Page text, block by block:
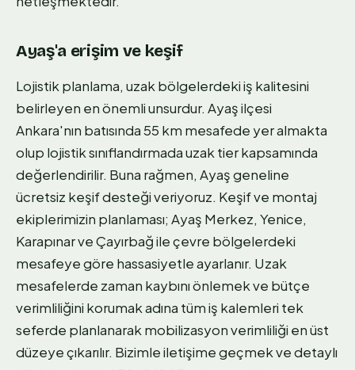
Ayaş'a erişim ve keşif
Lojistik planlama, uzak bölgelerdeki iş kalitesini
belirleyen en önemli unsurdur. Ayaş ilçesi
Ankara'nın batısında 55 km mesafede yer almakta
olup lojistik sınıflandırmada uzak tier kapsamında
değerlendirilir. Buna rağmen, Ayaş geneline
ücretsiz keşif desteği veriyoruz. Keşif ve montaj
ekiplerimizin planlaması; Ayaş Merkez, Yenice,
Karapınar ve Çayırbağ ile çevre bölgelerdeki
mesafeye göre hassasiyetle ayarlanır. Uzak
mesafelerde zaman kaybını önlemek ve bütçe
verimliliğini korumak adına tüm iş kalemleri tek
seferde planlanarak mobilizasyon verimliliği en üst
düzeye çıkarılır. Bizimle iletişime geçmek ve detaylı